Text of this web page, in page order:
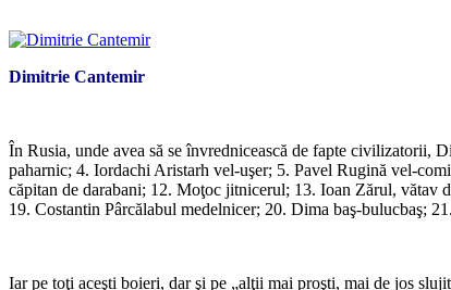
Dimitrie Cantemir
În Rusia, unde avea să se învrednicească de fapte
paharnic; 4. Iordachi Aristarh vel-uşer; 5. Pavel Rugină vel-
căpitan de darabani; 12. Moţoc jitnicerul; 13. Ioan Zărul,
19. Costantin Pârcălabul medelnicer; 20. Dima baş-bulucbaş;
Iar pe toţi aceşti boieri, dar şi pe „alţii mai proşti, mai de jos